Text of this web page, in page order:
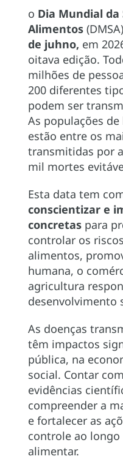
o Dia Mundial da
Alimentos
de juhno, em
oitava edição.
milhões de
200 diferentes
podem ser
As populações
estão entre os
transmitidas por
mil mortes
Esta data tem
conscientizar e
concretas para
controlar os
alimentos,
humana, o
agricultura
desenvolvimento
As doenças
têm impactos
pública, na
social. Contar
evidências
compreender a
e fortalecer as
controle ao longo
alimentar.